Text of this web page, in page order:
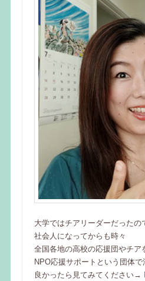
大学ではチアリーダーだったの
社会人になってからも時々
全国各地の高校の応援団やチア
NPO応援サポートという団体
良かったら見てみてください→